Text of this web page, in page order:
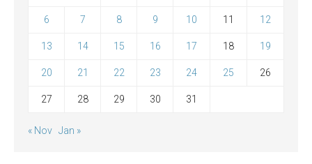
6 7 8 9 10 11 12
13 14 15 16 17 18 19
20 21 22 23 24 25 26
27 28 29 30 31
« Nov Jan »